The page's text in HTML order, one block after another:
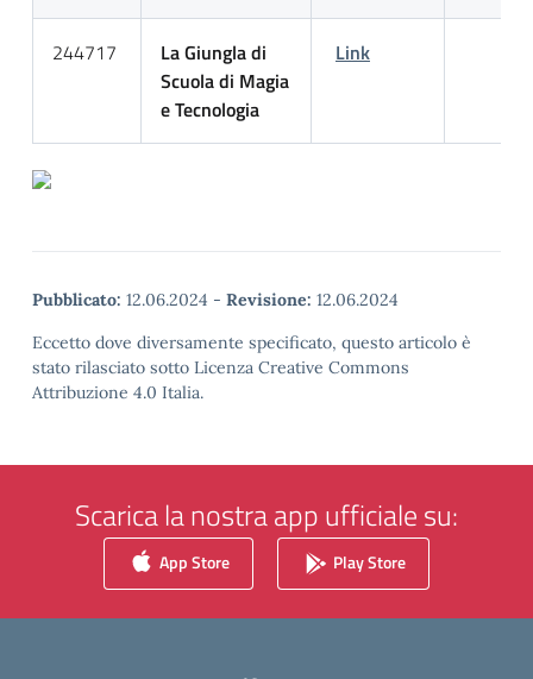
244717
La Giungla di
Scuola di Magia
e Tecnologia
Link
Pubblicato: 12.06.2024 - Revisione: 12.06.2024
Eccetto dove diversamente specificato, questo articolo è
stato rilasciato sotto Licenza Creative Commons
Attribuzione 4.0 Italia.
Scarica la nostra app ufficiale su:
App Store Play Store